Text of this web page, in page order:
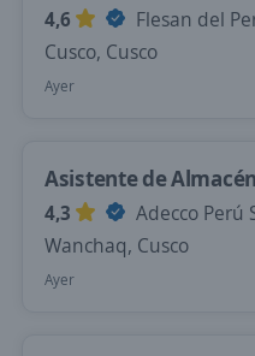
4,6
Flesan del
Cusco, Cusco
Ayer
Asistente de
4,3
Adecco Perú
Wanchaq, Cusco
Ayer